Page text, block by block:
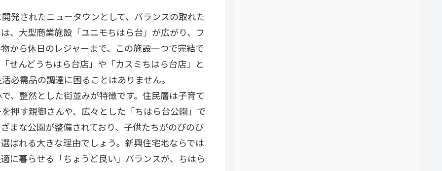
発されたニュータウンとして、バランスの取れた
、大型商業施設「ユニモちはら台」が広がり、フ
から休日のレジャーまで、この施設一つで完結で
せんどうちはら台店」や「カスミちはら台店」と
必需品の調達に困ることはありません。
、整然とした街並みが特徴です。住民層は子育て
押す親御さんや、広々とした「ちはら台公園」で
まな公園が整備されており、子供たちがのびのび
ばれる大きな理由でしょう。新興住宅地ならでは
に暮らせる「ちょうど良い」バランスが、ちはら